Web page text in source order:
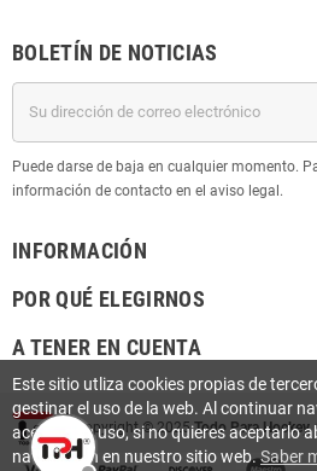
BOLETÍN DE NOTICIAS
Puede darse de baja en cualquier momento.
información de contacto en el aviso legal.
INFORMACIÓN
POR QUÉ ELEGIRNOS
A TENER EN CUENTA
Copyright © 2025Todo Para Hockey,
Este sitio utliza cookies propias de
gestinar el uso de la web. Al continuar
aceptas su uso, si no quieres aceptarlo
navegación en nuestro sitio web.Saber